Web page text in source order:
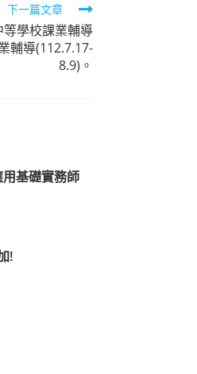
下一篇文章
學校課業輔導
輔導(112.7.17-
8.9)。
基礎實務師
!